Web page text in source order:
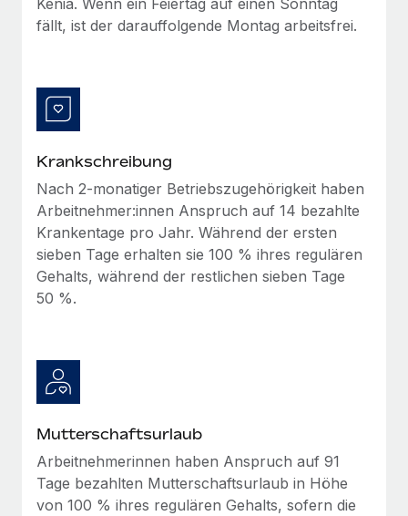
Niederlassungen
Benefits
Mühelose Verwaltung von Benefits
Management und Payroll
Reverse Tech auf einen Blick Das Gesundheits- und
Mehr erfahren
Den Blog erkunden
BLOG
Neues zu Remote-Produkten: Integration mit
Plus
Auch im neuen Jahr wollen wir bei Remote Unternehmen
aller Größen dabei unterstützen, die beste...
Mehr erfahren
Phiture ist der unumstrittene Marktführer im Bereich der
Wachstumsberatung für mobile Apps. Das...
fällt, ist der darauffolgende Montag arbeitsfrei.
Krankschreibung
Nach 2-monatiger Betriebszugehörigkeit haben
Arbeitnehmer:innen Anspruch auf 14 bezahlte
Krankentage pro Jahr. Während der ersten
sieben Tage erhalten sie 100 % ihres regulären
Gehalts, während der restlichen sieben Tage
50 %.
Mutterschaftsurlaub
Arbeitnehmerinnen haben Anspruch auf 91
Tage bezahlten Mutterschaftsurlaub in Höhe
von 100 % ihres regulären Gehalts, sofern die